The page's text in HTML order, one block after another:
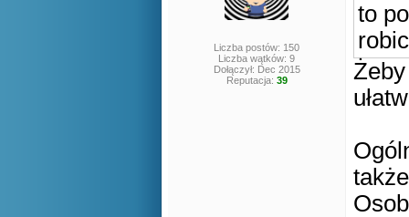
Liczba postów: 150
Liczba wątków: 9
Dołączył: Dec 2015
Reputacja: 39
to